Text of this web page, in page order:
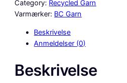
e
l
i
e
Category: Recycled Garn
Varmærker: BC Garn
Beskrivelse
Anmeldelser (0)
Beskrivelse